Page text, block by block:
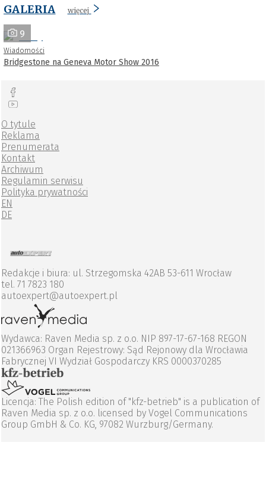
GALERIA więcej
9
Wiadomości
Bridgestone na Geneva Motor Show 2016
O tytule
Reklama
Prenumerata
Kontakt
Archiwum
Regulamin serwisu
Polityka prywatności
EN
DE
Redakcje i biura: ul. Strzegomska 42AB 53-611 Wrocław
tel. 71 7823 180
autoexpert@autoexpert.pl
Wydawca: Raven Media sp. z o.o. NIP 897-17-67-168 REGON
021366963 Organ Rejestrowy: Sąd Rejonowy dla Wrocławia
Fabrycznej VI Wydział Gospodarczy KRS 0000370285
Licencja: The Polish edition of "kfz-betrieb" is a publication of
Raven Media sp. z o.o. licensed by Vogel Communications
Group GmbH & Co. KG, 97082 Wurzburg/Germany.